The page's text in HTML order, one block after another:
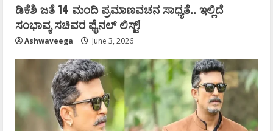
ಡಿಕೆಶಿ ಜತೆ 14 ಮಂದಿ ಪ್ರಮಾಣವಚನ ಸಾಧ್ಯತೆ.. ಇಲ್ಲಿದೆ
ಸಂಭಾವ್ಯ ಸಚಿವರ ಫೈನಲ್ ಲಿಸ್ಟ್‌!
Ashwaveega June 3, 2026